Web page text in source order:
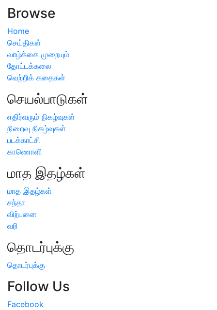
Browse
Home
செய்திகள்
வாழ்க்கை முறையும்
தோட்டக்கலை
வெற்றிக் கதைகள்
செயல்பாடுகள்
எதிர்வரும் நிகழ்வுகள்
நிறைவு நிகழ்வுகள்
படக்காட்சி
காணொளி
மாத இதழ்கள்
மாத இதழ்கள்
சந்தா
விற்பனை
வரி
தொடர்புக்கு
தொடர்புக்கு
Follow Us
Facebook